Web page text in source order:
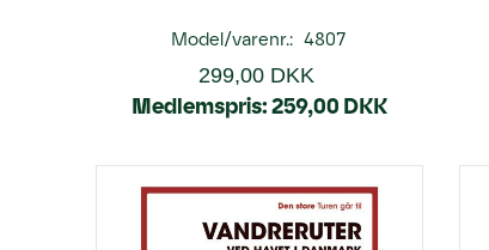
Model/varenr.: 4807
299,00 DKK
Medlemspris:259,00 DKK